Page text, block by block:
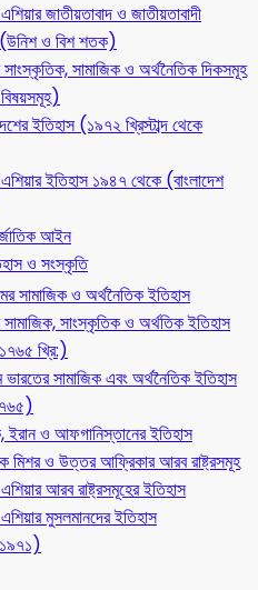
জাতীয়তাবাদ ও জাতীয়তাবাদী
ও বিশ শতক)
সাংস্কৃতিক, সামাজিক ও অর্থনৈতিক দিকসমূহ
বিষয়সমূহ)
ইতিহাস (১৯৭২ খ্রিস্টাব্দ থেকে
ইতিহাস ১৯৪৭ থেকে (বাংলাদেশ
আইন
ও সংস্কৃতি
সামাজিক ও অর্থনৈতিক ইতিহাস
সামাজিক, সাংস্কৃতিক ও অর্থতিক ইতিহাস
খ্রি:)
সামাজিক এবং অর্থনৈতিক ইতিহাস
ও আফগানিস্তানের ইতিহাস
মিশর ও উত্তর আফ্রিকার আরব রাষ্ট্রসমূহ
আরব রাষ্ট্রসমূহের ইতিহাস
মুসলমানদের ইতিহাস